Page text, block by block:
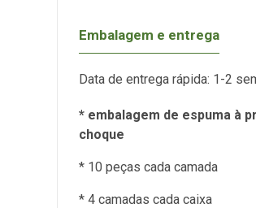
Embalagem e entrega
Data de entrega rápida: 1-2
* embalagem de espuma à
choque
* 10 peças cada camada
* 4 camadas cada caixa